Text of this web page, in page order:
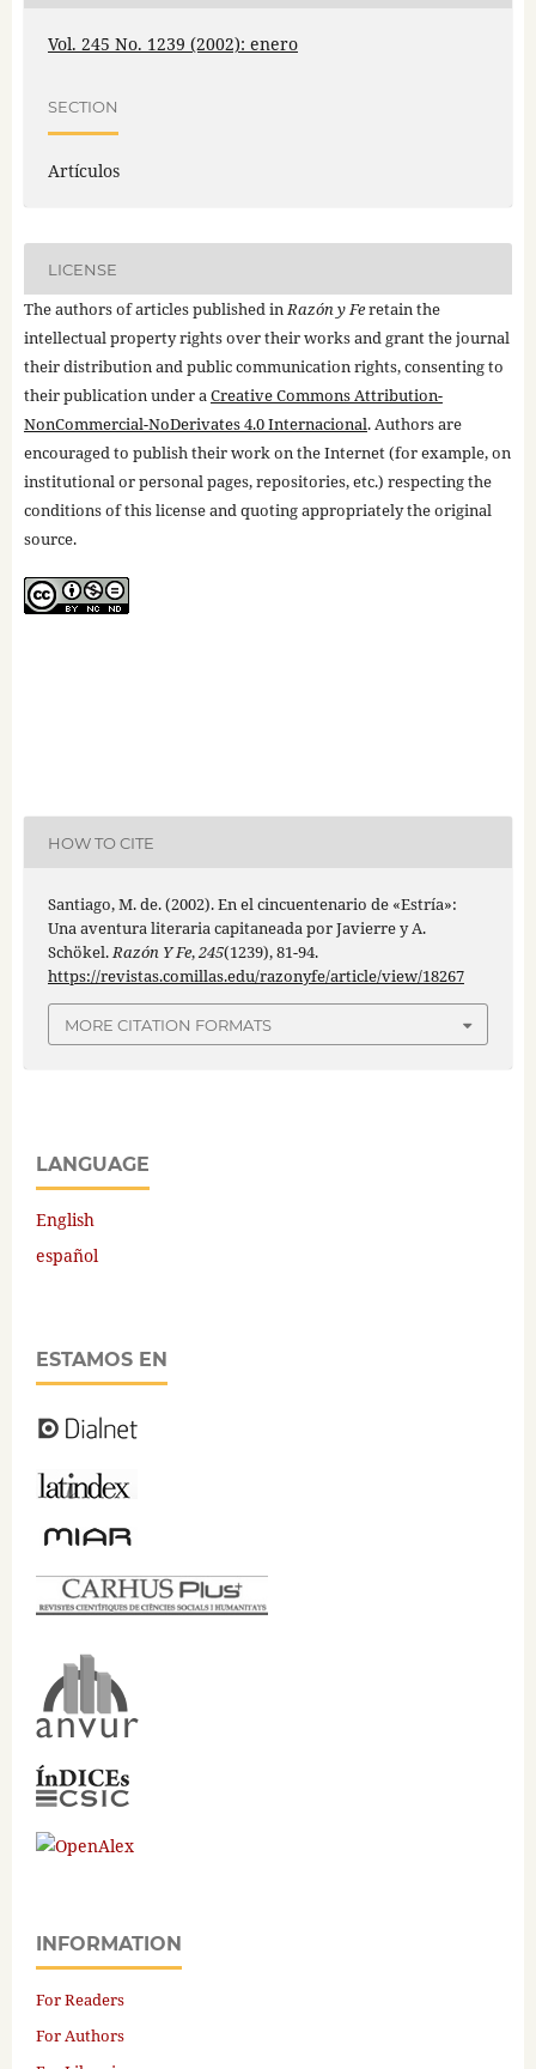
Vol. 245 No. 1239 (2002): enero
SECTION
Artículos
LICENSE
The authors of articles published inRazón y Feretain the
intellectual property rights over their works and grant the journal
their distribution and public communication rights, consenting to
their publication under aCreative Commons Attribution-
NonCommercial-NoDerivates 4.0 Internacional. Authors are
encouraged to publish their work on the Internet (for example, on
institutional or personal pages, repositories, etc.) respecting the
conditions of this license and quoting appropriately the original
source.
HOW TO CITE
Santiago, M. de. (2002). En el cincuentenario de «Estría»:
Una aventura literaria capitaneada por Javierre y A.
Schökel.Razón Y Fe,245(1239), 81-94.
https://revistas.comillas.edu/razonyfe/article/view/18267
MORE CITATION FORMATS
LANGUAGE
English
español
ESTAMOS EN
INFORMATION
For Readers
For Authors